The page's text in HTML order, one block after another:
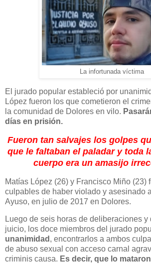
La infortunada víctima
El jurado popular estableció por
López fueron los que cometieron el
la comunidad de Dolores en vilo.
días en prisión.
Fueron tan salvajes los golpes
que le faltaban el paladar y toda
cuerpo era un amasijo
Matías López (26) y Francisco Miño (23)
culpables de haber violado y asesinado
Ayuso, en julio de 2017 en Dolores.
Luego de seis horas de deliberaciones
juicio, los doce miembros del jurado
unanimidad , encontrarlos a ambos
de abuso sexual con acceso carnal
criminis causa. Es decir, que lo